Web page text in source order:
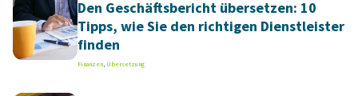
Den Geschäftsbericht übersetzen: 10
Tipps, wie Sie den richtigen Dienstleister
finden
Finanzen, Übersetzung